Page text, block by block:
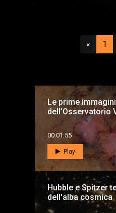
« 1
Le prime immagini
dell’Osservatorio
00:01:55
Play
Hubble e Spitzer
dell'alba cosmica